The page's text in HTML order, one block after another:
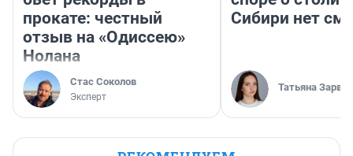
прокате: честный
отзыв на «Одиссею»
Нолана
Стас Соколов
Эксперт
Сибири нет
Татьяна Зарва